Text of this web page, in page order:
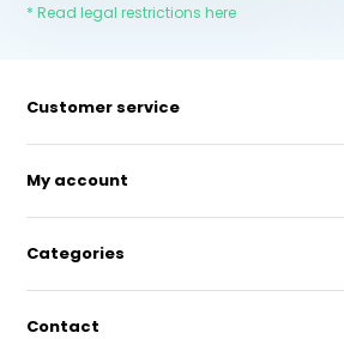
* Read legal restrictions here
Customer service
My account
Categories
Contact